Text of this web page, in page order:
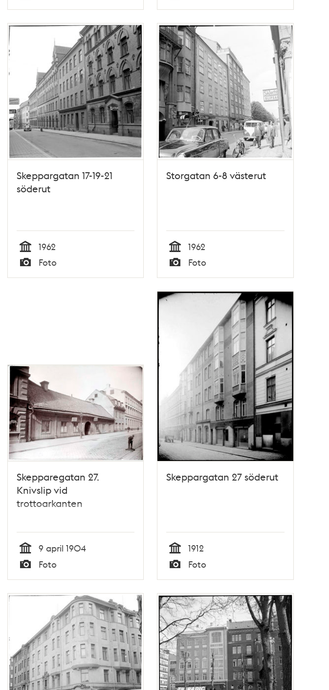
Typ Typ
Skeppargatan 17-19-21
söderut
Tid
1962
Typ
Foto
Storgatan 6-8 västerut
Tid
1962
Typ
Foto
Skepparegatan 27.
Knivslip vid
trottoarkanten
Tid
9 april 1904
Typ
Foto
Skeppargatan 27 söderut
Tid
1912
Typ
Foto